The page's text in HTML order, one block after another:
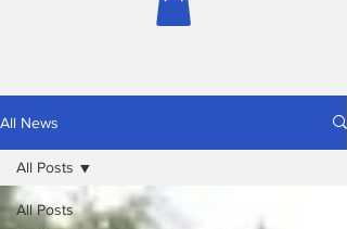
All News
All Posts
All Posts